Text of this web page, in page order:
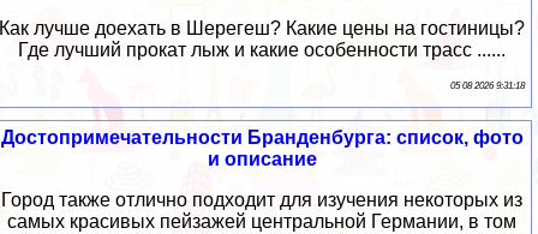
Как лучше доехать в Шерегеш? Какие цены на гостиницы?
Где лучший прокат лыж и какие особенности трасс ......
05 08 2026 9:31:18
Достопримечательности Бранденбурга: список, фото
и описание
Город также отлично подходит для изучения некоторых из
самых красивых пейзажей центральной Германии, в том